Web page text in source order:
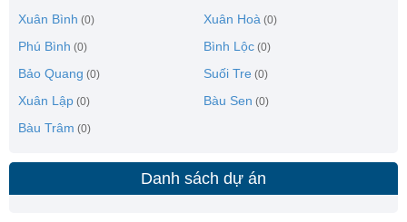
Xuân Bình (0) Xuân Hoà (0)
Phú Bình (0) Bình Lộc (0)
Bảo Quang (0) Suối Tre (0)
Xuân Lập (0) Bàu Sen (0)
Bàu Trâm (0)
Danh sách dự án